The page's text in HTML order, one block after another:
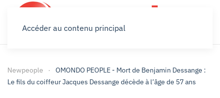
Accéder au contenu principal
Newpeople
OMONDO PEOPLE - Mort de Benjamin Dessange :
Le fils du coiffeur Jacques Dessange décède à l’âge de 57 ans